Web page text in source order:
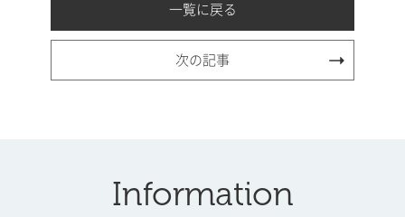
一覧に戻る
次の記事
Information